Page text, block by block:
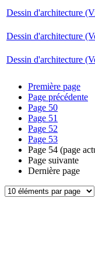
Dessin d'architecture
Dessin d'architecture
Dessin d'architecture
Première page
Page précédente
Page 50
Page 51
Page 52
Page 53
Page 54 (page
Page suivante
Dernière page